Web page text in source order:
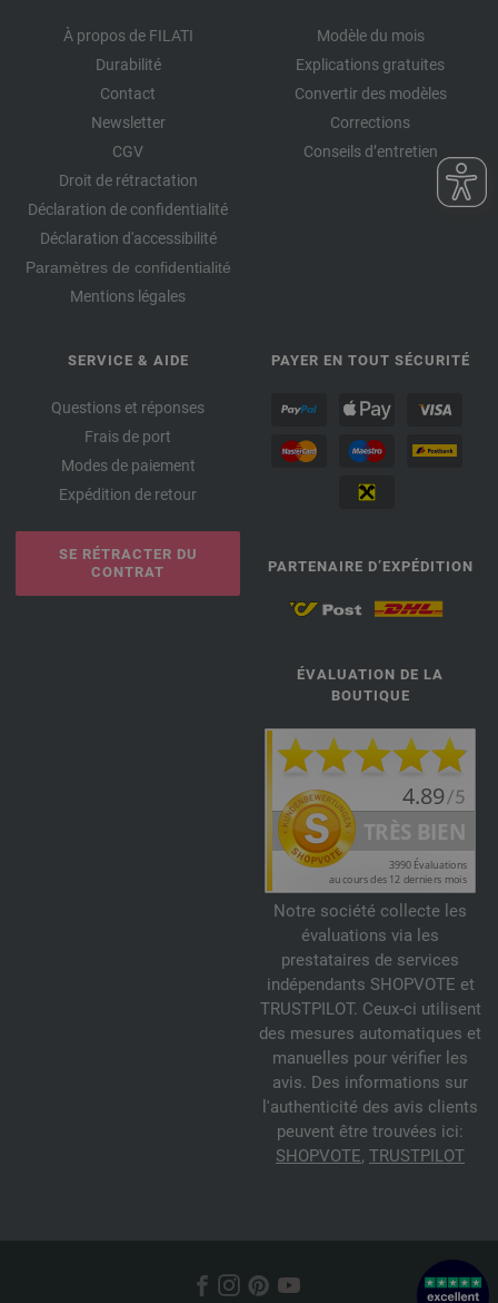
À propos de FILATI
Durabilité
Contact
Newsletter
CGV
Droit de rétractation
Déclaration de confidentialité
Déclaration d'accessibilité
Paramètres de confidentialité
Mentions légales
Modèle du mois
Explications gratuites
Convertir des modèles
Corrections
Conseils d’entretien
SERVICE & AIDE
Questions et réponses
Frais de port
Modes de paiement
Expédition de retour
SE RÉTRACTER DU
CONTRAT
PAYER EN TOUT SÉCURITÉ
PARTENAIRE D’EXPÉDITION
ÉVALUATION DE LA
BOUTIQUE
Notre société collecte les
évaluations via les
prestataires de services
indépendants SHOPVOTE et
TRUSTPILOT. Ceux-ci utilisent
des mesures automatiques et
manuelles pour vérifier les
avis. Des informations sur
l'authenticité des avis clients
peuvent être trouvées ici:
SHOPVOTE, TRUSTPILOT